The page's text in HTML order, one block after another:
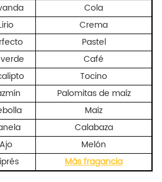
Cola
Crema
Pastel
Café
Tocino
Palomitas de maíz
Maíz
Calabaza
Ajo
Melón
Más fragancia